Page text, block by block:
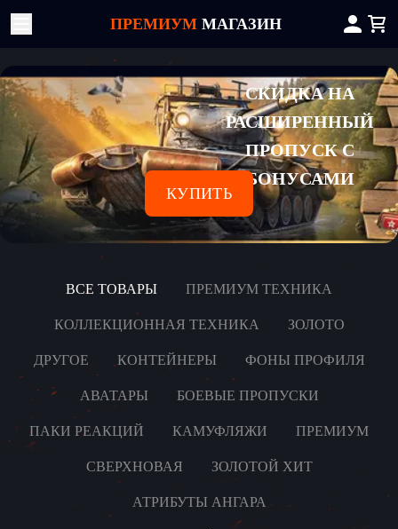
ПРЕМИУМ МАГАЗИН
СКИДКА НА
РАСШИРЕННЫЙ
ПРОПУСК С
БОНУСАМИ
КУПИТЬ
ВСЕ ТОВАРЫ ПРЕМИУМ ТЕХНИКА
КОЛЛЕКЦИОННАЯ ТЕХНИКА ЗОЛОТО
ДРУГОЕ КОНТЕЙНЕРЫ ФОНЫ ПРОФИЛЯ
АВАТАРЫ БОЕВЫЕ ПРОПУСКИ
ПАКИ РЕАКЦИЙ КАМУФЛЯЖИ ПРЕМИУМ
СВЕРХНОВАЯ ЗОЛОТОЙ ХИТ
АТРИБУТЫ АНГАРА